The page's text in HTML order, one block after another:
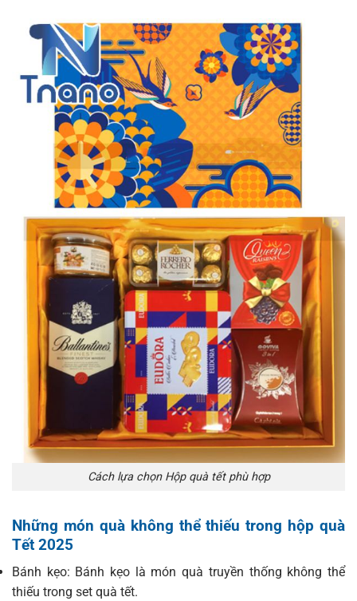
Cách lựa chọn Hộp quà tết phù hợp
Những món quà không thể thiếu trong hộp quà
Tết 2025
Bánh kẹo: Bánh kẹo là món quà truyền thống không thể
thiếu trong set quà tết.